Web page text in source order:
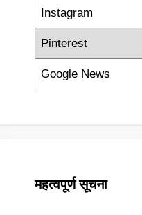
Instagram
Pinterest
Google News
महत्वपूर्ण सूचना